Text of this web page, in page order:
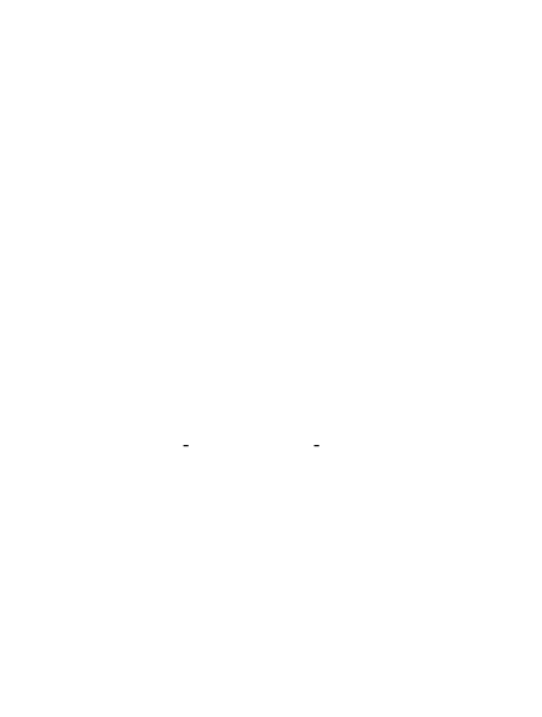
- -